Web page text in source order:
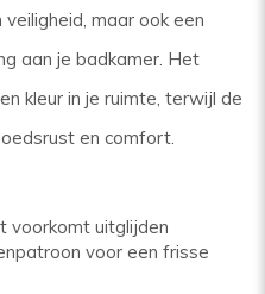
maar ook een
aan je badkamer. Het
kleur in je ruimte, terwijl de
en comfort.
voorkomt uitglijden
voor een frisse